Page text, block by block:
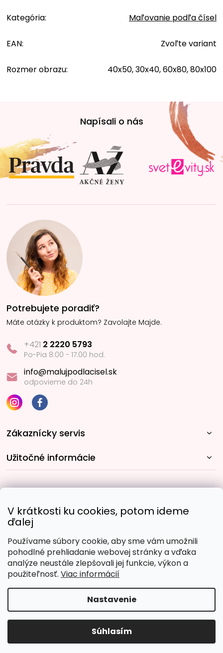
V krátkosti ku cookies, potom ideme
ďalej
Používame súbory cookie, aby sme vám umožnili
pohodlné prehliadanie webovej stránky a vďaka
analýze neustále zlepšovali jej funkcie, výkon a
použiteľnosť. Viac informácií
Nastavenie
Súhlasím
Kategória: Maľovanie podľa čísel
EAN: Zvoľte variant
Rozmer obrazu: 40x50, 30x40, 60x80, 80x100
t
i
e
Napísali o nás
Potrebujete poradiť?
Máte otázky k produktom? Zavolajte Majde.
+421 2 2220 5793
Po-Pia 8:00 - 17:00 hod.
info@malujpodlacisel.sk
odpovieme do 24h
Zákaznícky servis
Užitočné informácie
Obľúbené spôsoby platby:
Copyright 2026Malujpodlacisel.sk. Všetky práva
vyhradené.Upraviť nastavenie cookies